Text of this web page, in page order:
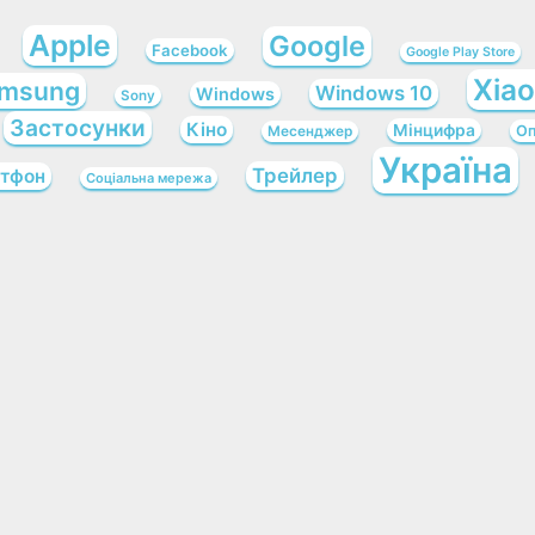
Apple Facebook Google Google Play Store
Sony Windows Windows 10
Застосунки Кіно Месенджер Мінцифра
Соціальна мережа Трейлер Україна